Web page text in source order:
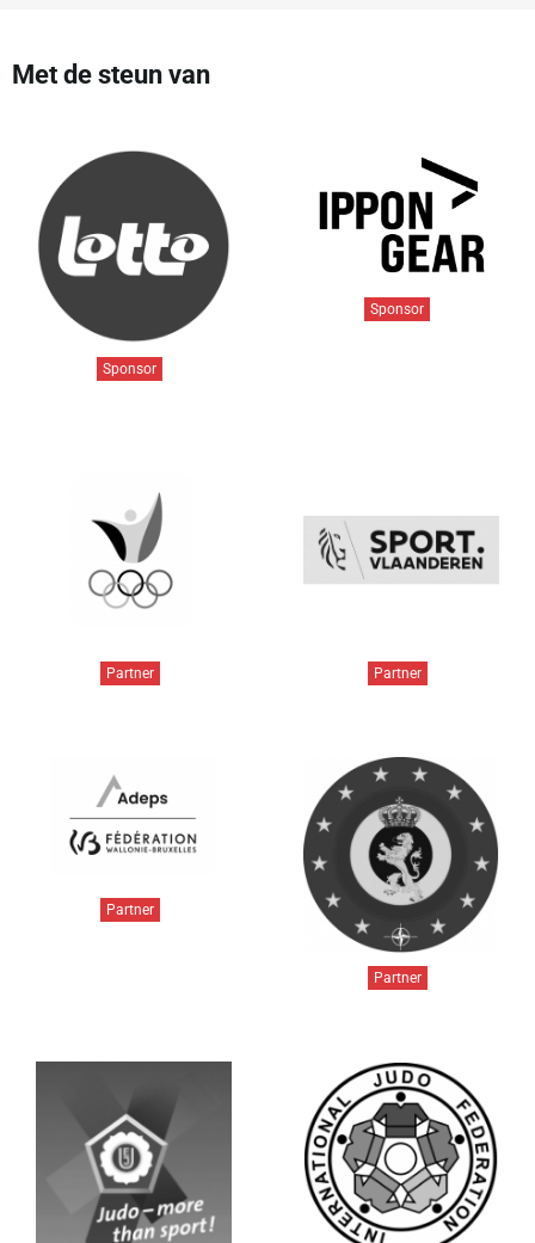
Met de steun van
Sponsor
Sponsor
Partner Partner
Partner
Partner